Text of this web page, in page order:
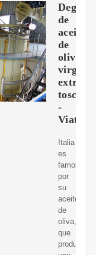
de
aceite
de
oliva
virgen
extra
toscano
-
Viator
Italia
es
famosa
por
su
aceite
de
oliva,
que
produce